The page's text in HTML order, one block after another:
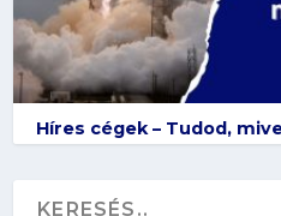
Híres cégek – Tudod,